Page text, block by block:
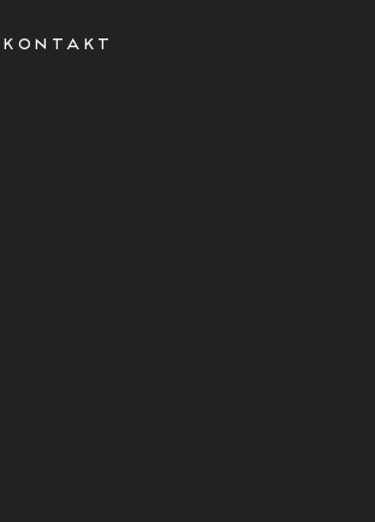
KONTAKT